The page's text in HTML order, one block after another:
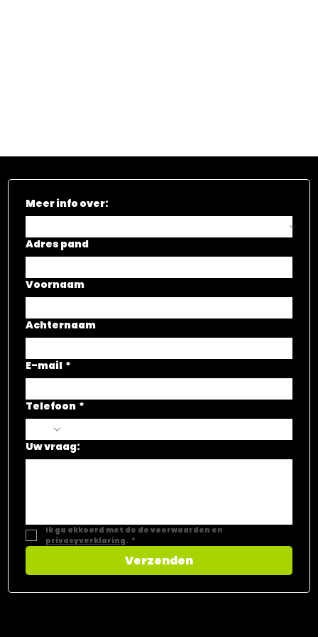
Meer info over:
Adres pand
Voornaam
Achternaam
E-mail *
Telefoon *
Uw vraag:
privacyverklaring. *
Verzenden